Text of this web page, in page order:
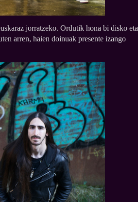
jorratzeko. Ordutik hona bi disko eta
arren, haien doinuak presente izango